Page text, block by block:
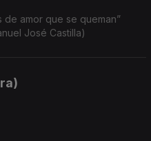
José Castilla)